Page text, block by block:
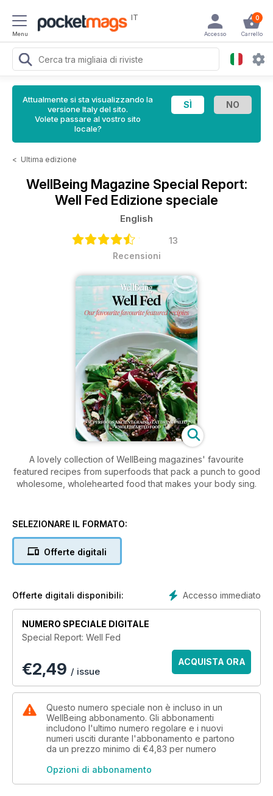
Menu
IT 0
Carrello
Accesso
Attualmente si sta visualizzando la
versione Italy del sito.
Volete passare al vostro sito
locale?
< Ultima edizione
WellBeing Magazine Special Report:
Well Fed Edizione speciale
English
13
Recensioni
A lovely collection of WellBeing magazines' favourite
featured recipes from superfoods that pack a punch to good
wholesome, wholehearted food that makes your body sing.
SELEZIONARE IL FORMATO:
Offerte digitali
Accesso immediato
Offerte digitali disponibili:
NUMERO SPECIALE DIGITALE
Special Report: Well Fed
€2,49 / issue
ACQUISTA ORA
Questo numero speciale non è incluso in un
WellBeing abbonamento. Gli abbonamenti
includono l'ultimo numero regolare e i nuovi
numeri usciti durante l'abbonamento e partono
da un prezzo minimo di €4,83 per numero
Opzioni di abbonamento